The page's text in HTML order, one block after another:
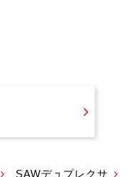
SAWデュプレクサ